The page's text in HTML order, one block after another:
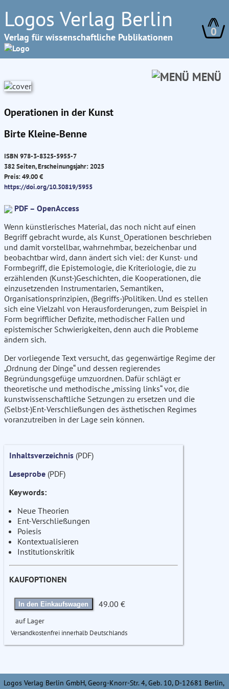
Logos Verlag Berlin
Verlag für wissenschaftliche Publikationen 0
MENÜ
Operationen in der Kunst
Birte Kleine-Benne
ISBN 978-3-8325-5955-7
382 Seiten, Erscheinungsjahr: 2025
Preis: 49.00 €
https://doi.org/10.30819/5955
PDF – OpenAccess
Wenn künstlerisches Material, das noch nicht auf einen
Begriff gebracht wurde, als Kunst_Operationen beschrieben
und damit vorstellbar, wahrnehmbar, bezeichenbar und
beobachtbar wird, dann ändert sich viel: der Kunst- und
Formbegriff, die Epistemologie, die Kriteriologie, die zu
erzählenden (Kunst-)Geschichten, die Kooperationen, die
einzusetzenden Instrumentarien, Semantiken,
Organisationsprinzipien, (Begriffs-)Politiken. Und es stellen
sich eine Vielzahl von Herausforderungen, zum Beispiel in
Form begrifflicher Defizite, methodischer Fallen und
epistemischer Schwierigkeiten, denn auch die Probleme
ändern sich.
Der vorliegende Text versucht, das gegenwärtige Regime der
„Ordnung der Dinge“ und dessen regierendes
Begründungsgefüge umzuordnen. Dafür schlägt er
theoretische und methodische „missing links“ vor, die
kunstwissenschaftliche Setzungen zu ersetzen und die
(Selbst-)Ent-Verschließungen des ästhetischen Regimes
voranzutreiben in der Lage sein können.
Inhaltsverzeichnis (PDF)
Leseprobe (PDF)
Keywords:
Neue Theorien
Ent-Verschließungen
Poiesis
Kontextualisieren
Institutionskritik
KAUFOPTIONEN
In den Einkaufswagen 49.00 €
auf Lager
Versandkostenfrei innerhalb Deutschlands
Logos Verlag Berlin GmbH, Georg-Knorr-Str. 4, Geb. 10, D-12681 Berlin,